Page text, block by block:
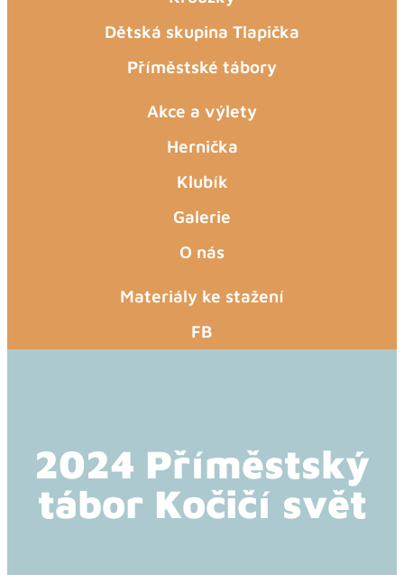
Dětská skupina Tlapička
Příměstské tábory
Akce a výlety
Hernička
Klubík
Galerie
O nás
Materiály ke stažení
FB
2024 Příměstský
tábor Kočičí svět